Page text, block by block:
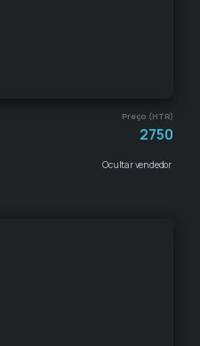
Preço (HTR)
2750
Ocultar vendedor